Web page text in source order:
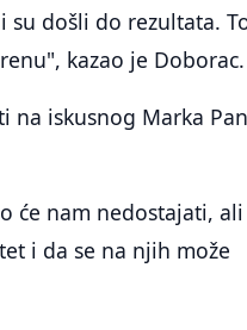
su došli do rezultata.
kazao je Doborac.
na iskusnog Marka
će nam nedostajati,
i da se na njih može